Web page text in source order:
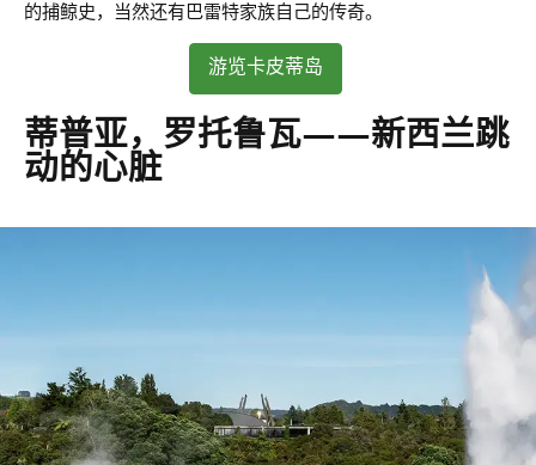
的捕鲸史，当然还有巴雷特家族自己的传奇。
游览卡皮蒂岛
蒂普亚，罗托鲁瓦——新西兰跳
动的心脏